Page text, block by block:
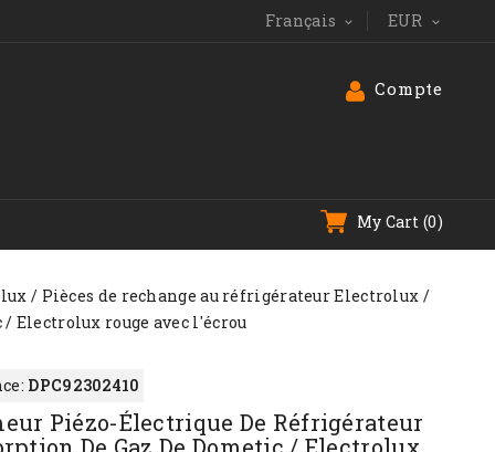
Français  EUR 
Compte
My Cart (0)
Pièces de rechange au réfrigérateur Electrolux
Electrolux rouge avec l'écrou
DPC92302410
Piézo-Électrique De Réfrigérateur